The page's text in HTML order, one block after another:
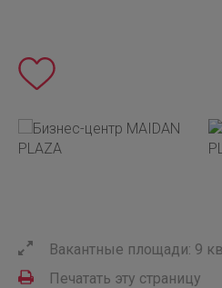
Вакантные площади: 9
Печатать эту страницу